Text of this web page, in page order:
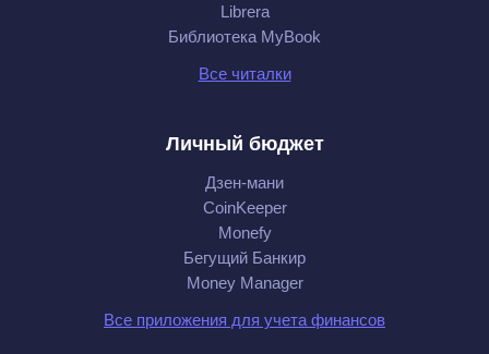
Librera
Библиотека MyBook
Все читалки
Личный бюджет
Дзен-мани
CoinKeeper
Monefy
Бегущий Банкир
Money Manager
Все приложения для учета финансов